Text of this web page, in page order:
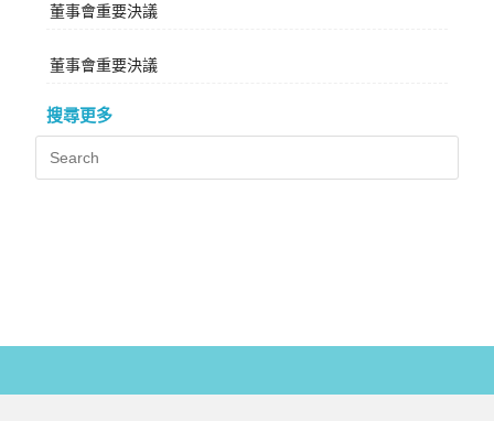
董事會重要決議
董事會重要決議
搜尋更多